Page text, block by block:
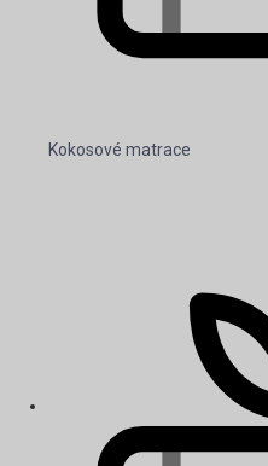
Kokosové matrace